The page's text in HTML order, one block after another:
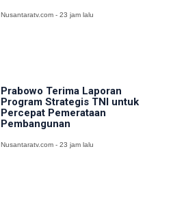
Nusantaratv.com - 23 jam lalu
Prabowo Terima Laporan
Program Strategis TNI untuk
Percepat Pemerataan
Pembangunan
Nusantaratv.com - 23 jam lalu